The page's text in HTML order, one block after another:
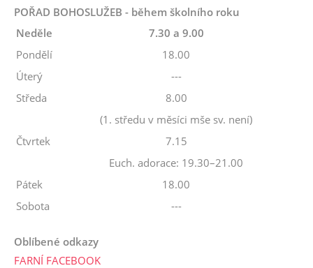
POŘAD BOHOSLUŽEB - během školního roku
Neděle
7.30 a 9.00
Pondělí
18.00
Úterý
---
Středa
8.00
(1. středu v měsíci mše sv. není)
Čtvrtek
7.15
Euch. adorace: 19.30–21.00
Pátek
18.00
Sobota
---
Oblíbené odkazy
FARNÍ FACEBOOK